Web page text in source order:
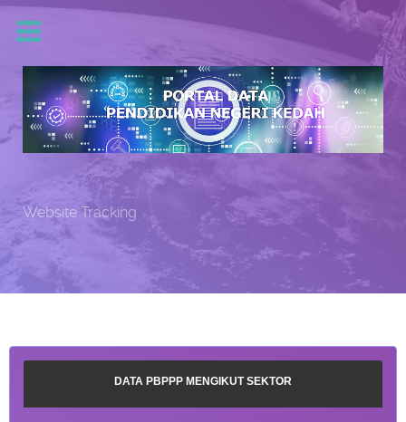
Website Tracking
DATA PBPPP MENGIKUT SEKTOR